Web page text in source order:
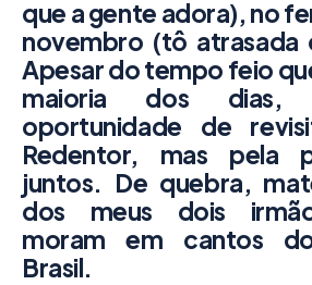
que a gente adora), no
novembro (tô atrasada
Apesar do tempo feio
maioria dos dias,
oportunidade de
Redentor, mas pela
juntos. De quebra,
dos meus dois
moram em cantos
Brasil.